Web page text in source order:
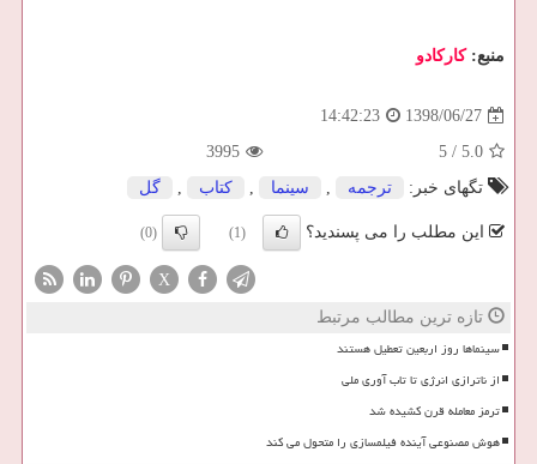
منبع:كاركادو
1398/06/27
14:42:23
5.0
/
5
3995
تگهای خبر:
ترجمه , سینما , كتاب , گل
این مطلب را می پسندید؟ (1)
(0)
X
تازه ترین مطالب مرتبط
سینماها روز اربعین تعطیل هستند
از ناترازی انرژی تا تاب آوری ملی
ترمز معامله قرن کشیده شد
هوش مصنوعی آینده فیلمسازی را متحول می کند